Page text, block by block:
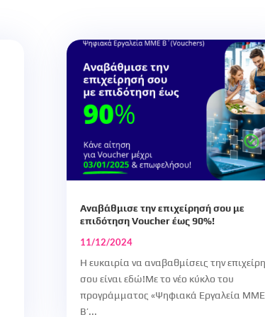
Αναβάθμισε την επιχείρησή σου με
επιδότηση Voucher έως 90%!
11/12/2024
Η ευκαιρία να αναβαθμίσεις την
σου είναι εδώ!Με το νέο κύκλο του
προγράμματος «Ψηφιακά Εργαλεία ΜΜΕ
Β’...